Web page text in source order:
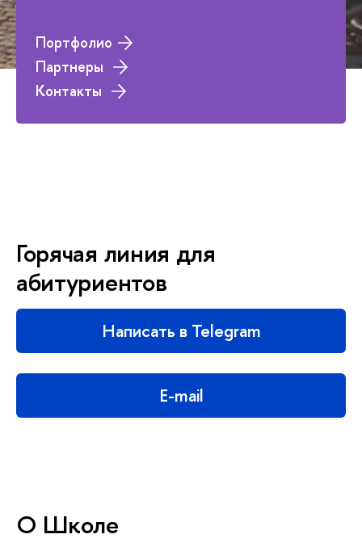
Портфолио
Партнеры
Контакты
Горячая линия для
абитуриентов
Написать в Telegram
E-mail
О Школе